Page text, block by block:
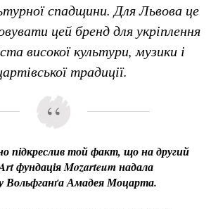
спадщини. Для Львова це
цей бренд для укріплення
високої культури, музики і
традиції.
підкреслив той факт, що на другий
фундація Mozarteum надала
Вольфганґа Амадея Моцарта.